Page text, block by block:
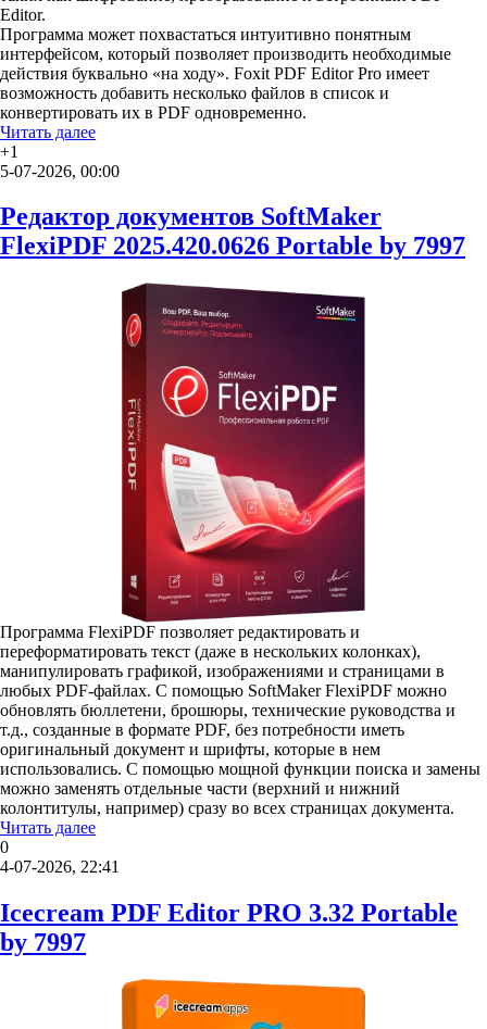
Editor.
Программа может похвастаться интуитивно понятным
интерфейсом, который позволяет производить необходимые
действия буквально «на ходу». Foxit PDF Editor Pro имеет
возможность добавить несколько файлов в список и
конвертировать их в PDF одновременно.
Читать далее
+1
5-07-2026, 00:00
Редактор документов SoftMaker
FlexiPDF 2025.420.0626 Portable by 7997
Программа FlexiPDF позволяет редактировать и
переформатировать текст (даже в нескольких колонках),
манипулировать графикой, изображениями и страницами в
любых PDF-файлах. С помощью SoftMaker FlexiPDF можно
обновлять бюллетени, брошюры, технические руководства и
т.д., созданные в формате PDF, без потребности иметь
оригинальный документ и шрифты, которые в нем
использовались. С помощью мощной функции поиска и замены
можно заменять отдельные части (верхний и нижний
колонтитулы, например) сразу во всех страницах документа.
Читать далее
0
4-07-2026, 22:41
Icecream PDF Editor PRO 3.32 Portable
by 7997